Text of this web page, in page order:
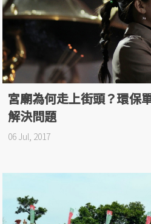
宮廟為何走上街頭？環保
解決問題
06 Jul, 2017